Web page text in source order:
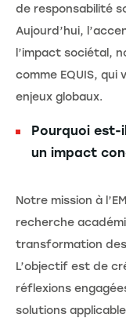
de responsabilité
Aujourd’hui,
l’impact sociétal,
comme EQUIS,
enjeux globaux.
Pourquoi
un impact
Notre mission à
recherche
transformation
L’objectif est de
réflexions
solutions